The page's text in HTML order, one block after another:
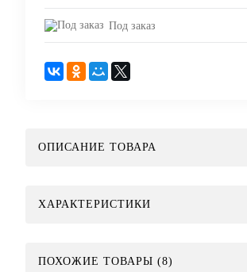
Под заказ
ОПИСАНИЕ ТОВАРА
ХАРАКТЕРИСТИКИ
ПОХОЖИЕ ТОВАРЫ (8)